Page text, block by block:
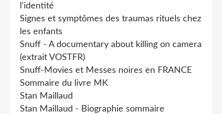
l'identité
Signes et symptômes des traumas rituels chez
les enfants
Snuff - A documentary about killing on camera
(extrait VOSTFR)
Snuff-Movies et Messes noires en FRANCE
Sommaire du livre MK
Stan Maillaud
Stan Maillaud - Biographie sommaire